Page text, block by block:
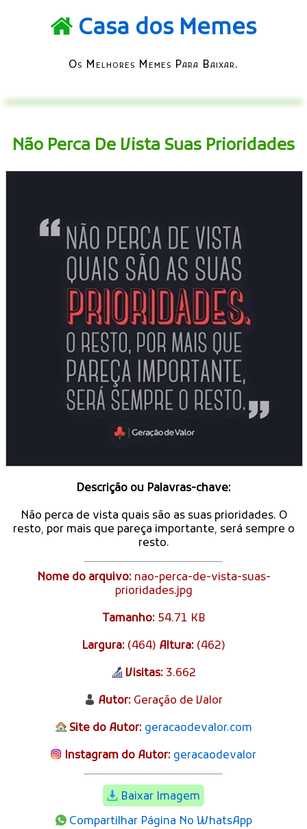
Casa dos Memes
Os Melhores Memes Para Baixar.
Não Perca De Vista Suas Prioridades
Descrição ou Palavras-chave:
Não perca de vista quais são as suas prioridades. O
resto, por mais que pareça importante, será sempre o
resto.
Nome do arquivo:nao-perca-de-vista-suas-
prioridades.jpg
Tamanho:54.71 KB
Largura: (464) Altura: (462)
Visitas:3.662
Autor: Geração de Valor
Site do Autor: geracaodevalor.com
Instagram do Autor: geracaodevalor
Baixar Imagem
Compartilhar Página No WhatsApp